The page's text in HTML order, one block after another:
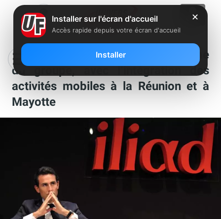
Iliad détaille le nouvel organigramme
du groupe, avec l’intégration des
activités mobiles à la Réunion et à
Mayotte
✕
Installer sur l'écran d'accueil
Accès rapide depuis votre écran d'accueil
Installer